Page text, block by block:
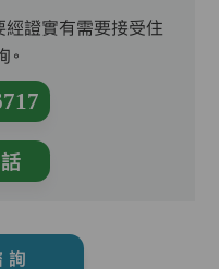
證實有需要接受住
詢